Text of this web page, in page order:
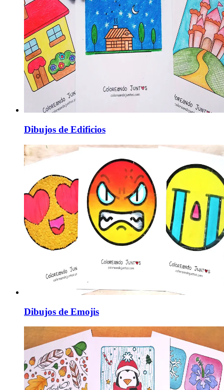
Dibujos de Edificios
Dibujos de Emojis